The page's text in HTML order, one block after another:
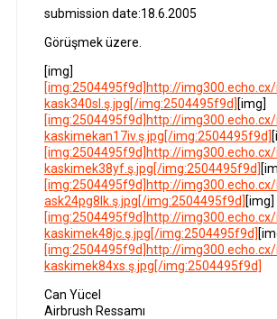
submission date:18.6.2005
Görüşmek üzere.
[img]
[img:2504495f9d]http://
kask340sl.ş.jpg[/img:2504495f9d] [img]
[img:2504495f9d]http://
kaskimekan17iv.ş.jpg[/img:2504495f9d]
[img:2504495f9d]http://
kaskimek38yf.ş.jpg[/img:2504495f9d]
[img:2504495f9d]http://
ask24pg8lk.ş.jpg[/img:2504495f9d] [img]
[img:2504495f9d]http://
kaskimek48jc.ş.jpg[/img:2504495f9d]
[img:2504495f9d]http://
kaskimek84xs.ş.jpg[/img:2504495f9d]
Can Yücel
Airbrush Ressamı